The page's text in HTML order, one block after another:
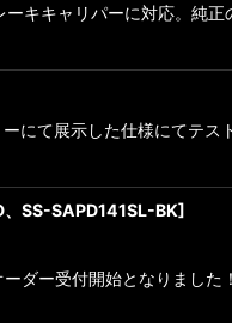
キキャリパーに対応。純
にて展示した仕様にてテス
SS-SAPD141SL-BK]
ダー受付開始となりました